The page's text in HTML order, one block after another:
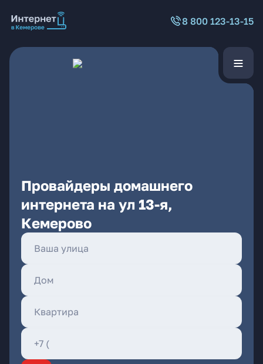
8 800 123-13-15
Провайдеры домашнего
интернета на ул 13-я,
Кемерово